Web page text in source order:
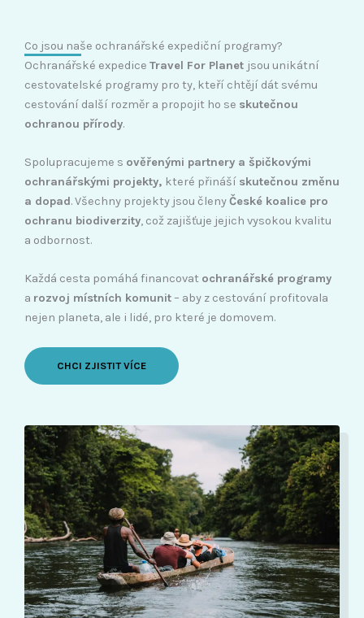
Co jsou naše ochranářské expediční programy?
Ochranářské expedice Travel For Planet jsou unikátní
cestovatelské programy pro ty, kteří chtějí dát svému
cestování další rozměr a propojit ho se skutečnou
ochranou přírody.
Spolupracujeme s ověřenými partnery a špičkovými
ochranářskými projekty, které přináší skutečnou změnu
a dopad. Všechny projekty jsou členyČeské koalice pro
ochranu biodiverzity, což zajišťuje jejich vysokou kvalitu
a odbornost.
Každá cesta pomáhá financovat ochranářské programy
a rozvoj místních komunit– aby z cestování profitovala
nejen planeta, ale i lidé, pro které je domovem.
CHCI ZJISTIT VÍCE